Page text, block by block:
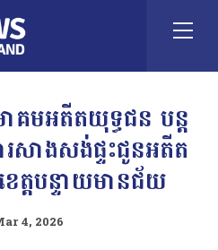
គមអតីតយុទ្ធជន បន្ត
សាងសង់ផ្ទះជូនអតីត
ត្តបន្ទាយមានជ័យ
4, 2026